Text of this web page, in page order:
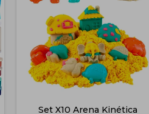
Set X10 Arena Kinética